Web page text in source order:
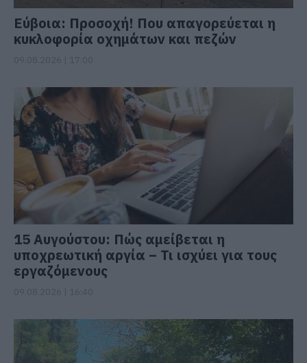
Εύβοια: Προσοχή! Που απαγορεύεται η
κυκλοφορία οχημάτων και πεζών
15 Αυγούστου: Πώς αμείβεται η
υποχρεωτική αργία – Τι ισχύει για τους
εργαζόμενους